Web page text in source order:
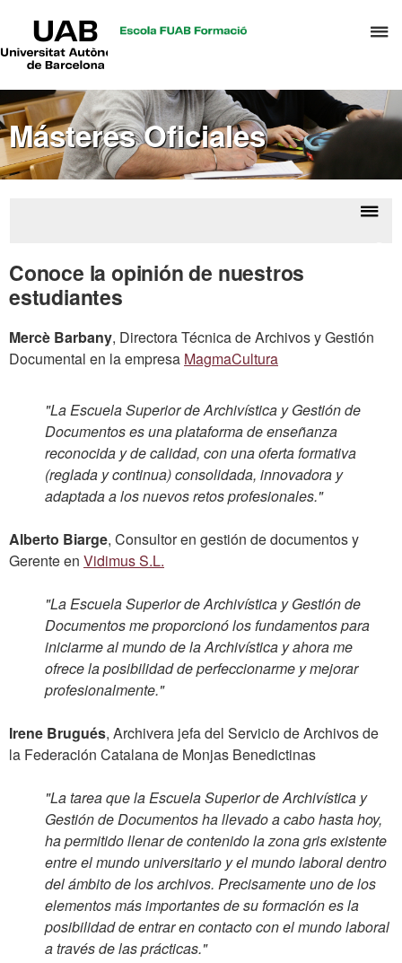
el
Universitat
Barcelona
Másteres Oficiales
Conoce la opinión de nuestros
estudiantes
Mercè Barbany, Directora Técnica de Archivos y Gestión
Documental en la empresa MagmaCultura
"La Escuela Superior de Archivística y Gestión de
Documentos es una plataforma de enseñanza
reconocida y de calidad, con una oferta formativa
(reglada y continua) consolidada, innovadora y
adaptada a los nuevos retos profesionales."
Alberto Biarge, Consultor en gestión de documentos y
Gerente en Vidimus S.L.
"La Escuela Superior de Archivística y Gestión de
Documentos me proporcionó los fundamentos para
iniciarme al mundo de la Archivística y ahora me
ofrece la posibilidad de perfeccionarme y mejorar
profesionalmente."
Irene Brugués, Archivera jefa del Servicio de Archivos de
la Federación Catalana de Monjas Benedictinas
"La tarea que la Escuela Superior de Archivística y
Gestión de Documentos ha llevado a cabo hasta hoy,
ha permitido llenar de contenido la zona gris existente
entre el mundo universitario y el mundo laboral dentro
del ámbito de los archivos. Precisamente uno de los
elementos más importantes de su formación es la
posibilidad de entrar en contacto con el mundo laboral
a través de las prácticas."